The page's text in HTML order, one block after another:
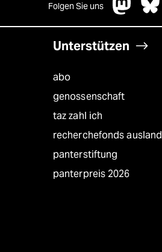
Folgen Sie uns
Unterstützen
abo
genossenschaft
taz zahl ich
recherchefonds ausland
panterstiftung
panterpreis 2026